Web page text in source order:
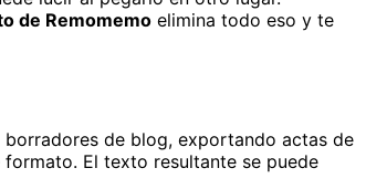
de Remomemo elimina todo eso y te
de blog, exportando actas de
El texto resultante se puede